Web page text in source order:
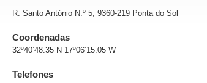
R. Santo António N.º 5, 9360-219 Ponta do Sol
Coordenadas
32º40’48.35”N 17º06’15.05”W
Telefones